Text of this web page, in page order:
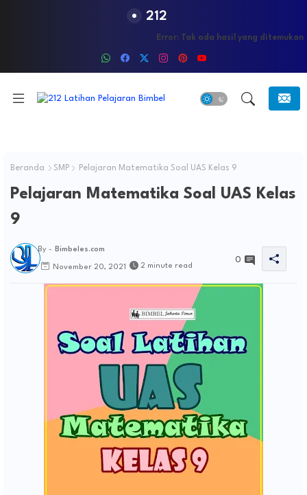
212
Error: Tak ada hasil yang ditemukan
Beranda SMP Pelajaran Matematika Soal UAS Kelas 9
Pelajaran Matematika Soal UAS Kelas
9
By - Bimbeles.com
November 20, 2021 2 minute read
0